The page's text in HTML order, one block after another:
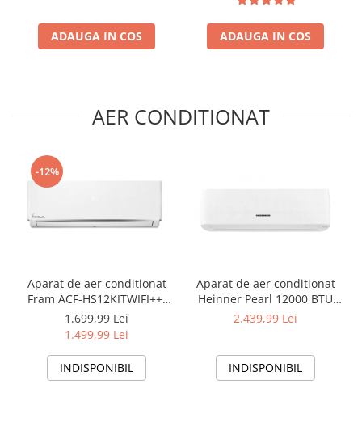
ADAUGA IN COS ADAUGA IN COS
AER CONDITIONAT
-12%
Aparat de aer conditionat
Fram ACF-HS12KITWIFI++,
12000 BTU, Wifi, Kit
instalare inclus, Functie
Sleep, Clasa A++
1.699,99 Lei
1.499,99 Lei
INDISPONIBIL
Aparat de aer conditionat
Heinner Pearl 12000 BTU
Wi-Fi, Clasa A+++/A+++, AI
alb
2.439,99 Lei
INDISPONIBIL